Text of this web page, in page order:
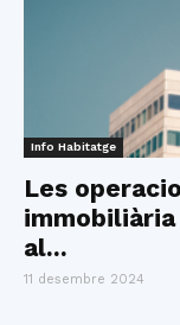
Info Habitatge
Les
al...
11 desembre 2024